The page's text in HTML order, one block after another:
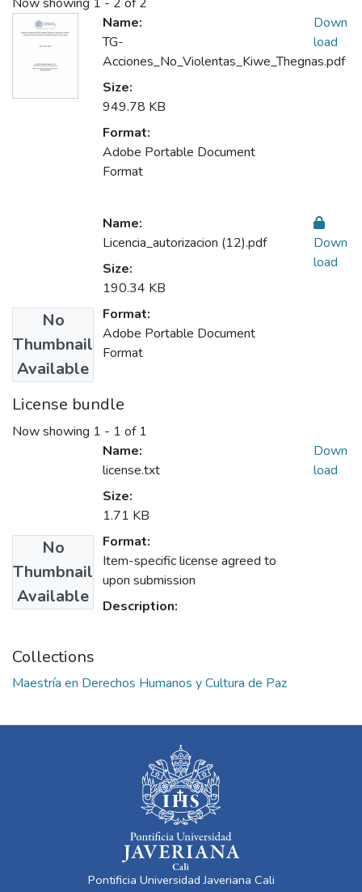
Name:
TG-
Acciones_No_Violentas_Kiwe_Thegnas.pdf
Size:
949.78 KB
Format:
Adobe Portable Document
Format
Down
load
No
Thumbnail
Available
Name:
Licencia_autorizacion (12).pdf
Size:
190.34 KB
Format:
Adobe Portable Document
Format
Down
load
License bundle
Now showing 1 - 1 of 1
No
Thumbnail
Available
Name:
license.txt
Size:
1.71 KB
Format:
Item-specific license agreed to
upon submission
Description:
Down
load
Collections
Maestría en Derechos Humanos y Cultura de Paz
Pontificia Universidad Javeriana Cali